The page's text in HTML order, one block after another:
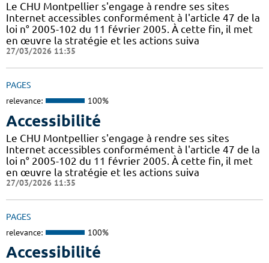
Le CHU Montpellier s'engage à rendre ses sites
Internet accessibles conformément à l'article 47 de la
loi n° 2005-102 du 11 février 2005. À cette fin, il met
en œuvre la stratégie et les actions suiva
27/03/2026 11:35
PAGES
relevance: 100%
Accessibilité
Le CHU Montpellier s'engage à rendre ses sites
Internet accessibles conformément à l'article 47 de la
loi n° 2005-102 du 11 février 2005. À cette fin, il met
en œuvre la stratégie et les actions suiva
27/03/2026 11:35
PAGES
relevance: 100%
Accessibilité